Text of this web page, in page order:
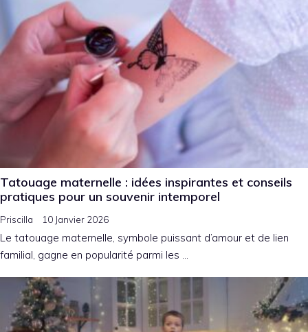
Tatouage maternelle : idées inspirantes et conseils
pratiques pour un souvenir intemporel
Priscilla 10 Janvier 2026
Le tatouage maternelle, symbole puissant d’amour et de lien
familial, gagne en popularité parmi les …